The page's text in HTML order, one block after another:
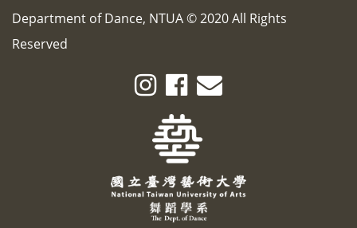
Department of Dance, NTUA © 2020 All Rights
Reserved